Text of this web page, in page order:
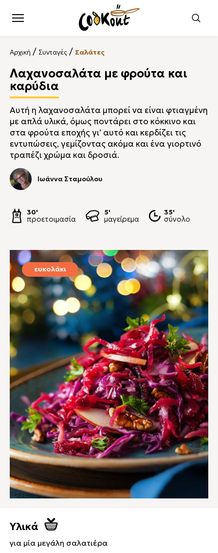
Αρχική / Συνταγές / Σαλάτες
Λαχανοσαλάτα με φρούτα και
καρύδια
Αυτή η λαχανοσαλάτα μπορεί να είναι φτιαγμένη
με απλά υλικά, όμως ποντάρει στο κόκκινο και
στα φρούτα εποχής γι’ αυτό και κερδίζει τις
εντυπώσεις, γεμίζοντας ακόμα και ένα γιορτινό
τραπέζι χρώμα και δροσιά.
Ιωάννα Σταμούλου
30'
προετοιμασία
5'
μαγείρεμα
35'
σύνολο
ευκολάκι
Υλικά
για μία μεγάλη σαλατιέρα